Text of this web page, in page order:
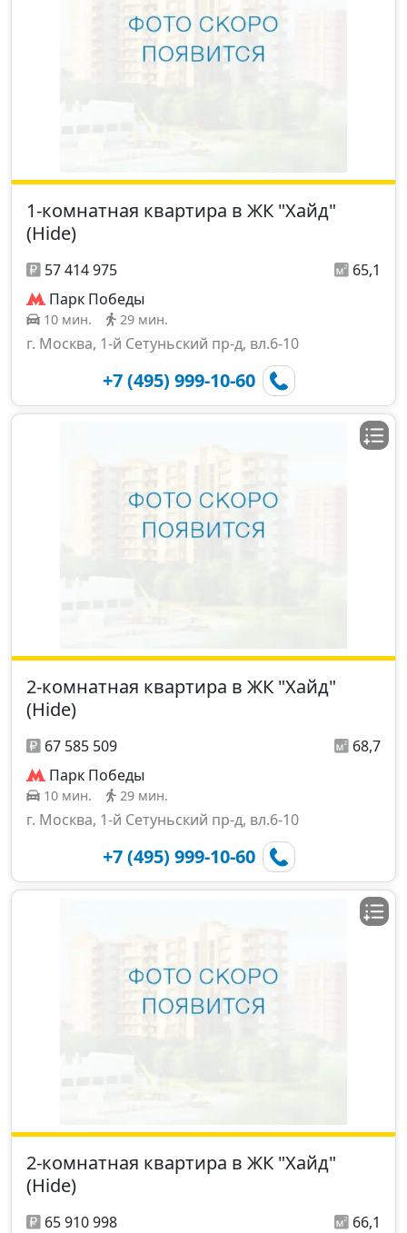
1-комнатная квартира в ЖК "Хайд"
(Hide)
57 414 975
65,1
Парк Победы
10 мин. 29 мин.
г. Москва, 1-й Сетуньский пр-д, вл.6-10
+7 (495) 999-10-60
2-комнатная квартира в ЖК "Хайд"
(Hide)
67 585 509
68,7
Парк Победы
10 мин. 29 мин.
г. Москва, 1-й Сетуньский пр-д, вл.6-10
+7 (495) 999-10-60
2-комнатная квартира в ЖК "Хайд"
(Hide)
65 910 998
66,1